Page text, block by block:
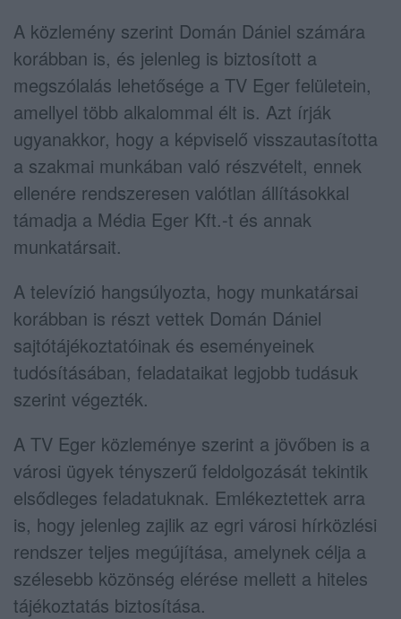
A közlemény szerint Domán Dániel számára
korábban is, és jelenleg is biztosított a
megszólalás lehetősége a TV Eger felületein,
amellyel több alkalommal élt is. Azt írják
ugyanakkor, hogy a képviselő visszautasította
a szakmai munkában való részvételt, ennek
ellenére rendszeresen valótlan állításokkal
támadja a Média Eger Kft.-t és annak
munkatársait.
A televízió hangsúlyozta, hogy munkatársai
korábban is részt vettek Domán Dániel
sajtótájékoztatóinak és eseményeinek
tudósításában, feladataikat legjobb tudásuk
szerint végezték.
A TV Eger közleménye szerint a jövőben is a
városi ügyek tényszerű feldolgozását tekintik
elsődleges feladatuknak. Emlékeztettek arra
is, hogy jelenleg zajlik az egri városi hírközlési
rendszer teljes megújítása, amelynek célja a
szélesebb közönség elérése mellett a hiteles
tájékoztatás biztosítása.